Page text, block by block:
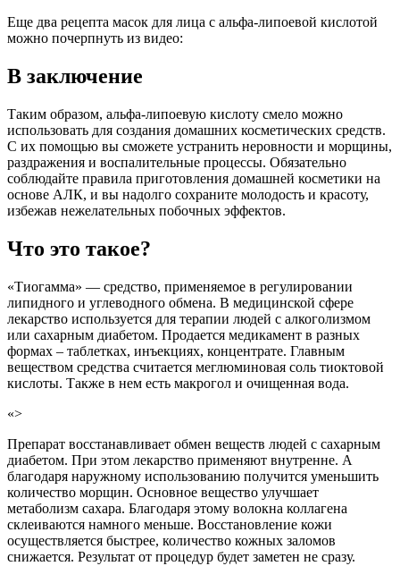
Еще два рецепта масок для лица с альфа-липоевой кислотой
можно почерпнуть из видео:
В заключение
Таким образом, альфа-липоевую кислоту смело можно
использовать для создания домашних косметических средств.
С их помощью вы сможете устранить неровности и морщины,
раздражения и воспалительные процессы. Обязательно
соблюдайте правила приготовления домашней косметики на
основе АЛК, и вы надолго сохраните молодость и красоту,
избежав нежелательных побочных эффектов.
Что это такое?
«Тиогамма» — средство, применяемое в регулировании
липидного и углеводного обмена. В медицинской сфере
лекарство используется для терапии людей с алкоголизмом
или сахарным диабетом. Продается медикамент в разных
формах – таблетках, инъекциях, концентрате. Главным
веществом средства считается меглюминовая соль тиоктовой
кислоты. Также в нем есть макрогол и очищенная вода.
«>
Препарат восстанавливает обмен веществ людей с сахарным
диабетом. При этом лекарство применяют внутренне. А
благодаря наружному использованию получится уменьшить
количество морщин. Основное вещество улучшает
метаболизм сахара. Благодаря этому волокна коллагена
склеиваются намного меньше. Восстановление кожи
осуществляется быстрее, количество кожных заломов
снижается. Результат от процедур будет заметен не сразу.